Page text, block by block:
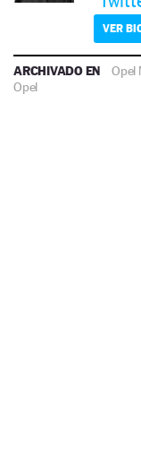
VER
ARCHIVADO EN Opel
Opel